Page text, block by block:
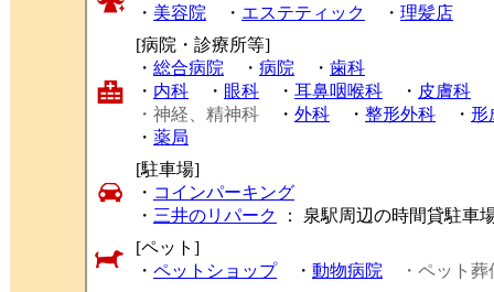
・ 美容院 ・ エステティック ・ 理髪店
[病院・診療所等]
・ 総合病院 ・ 病院 ・ 歯科
・ 内科 ・ 眼科 ・ 耳鼻咽喉科 ・ 皮膚科
・神経、精神科 ・ 外科 ・ 整形外科 ・ 形
・ 薬局
[駐車場]
・ コインパーキング
・ 三井のリパーク
： 泉駅周辺の時間貸駐車
[ペット]
・ ペットショップ・ 動物病院
・ペット葬